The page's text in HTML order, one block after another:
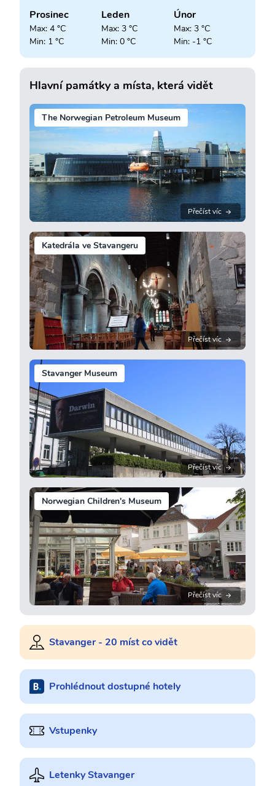
Prosinec
Max: 4 °C
Min: 1 °C
Leden
Max: 3 °C
Min: 0 °C
Únor
Max: 3 °C
Min: -1 °C
Hlavní památky a místa, která vidět
The Norwegian Petroleum Museum
Přečíst víc
Katedrála ve Stavangeru
Přečíst víc
Stavanger Museum
Přečíst víc
Norwegian Children's Museum
Přečíst víc
Stavanger - 20 míst co vidět
Prohlédnout dostupné hotely
Vstupenky
Letenky Stavanger